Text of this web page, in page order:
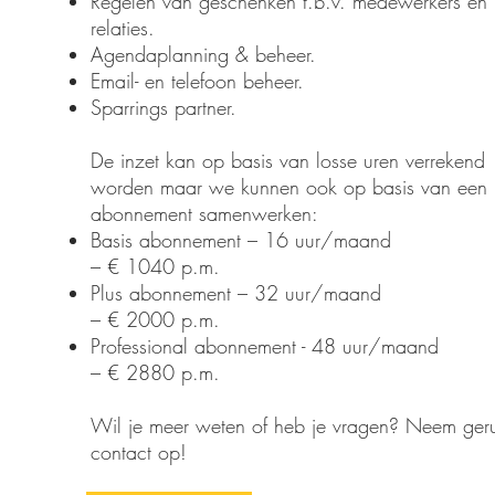
relaties.
Agendaplanning & beheer.
Email- en telefoon beheer.
Sparrings partner.
De inzet kan op basis van losse uren verrekend
worden maar we kunnen ook op basis van een
abonnement samenwerken:
Basis abonnement – 16 uur/maand
– € 1040 p.m.
Plus abonnement – 32 uur/maand
– € 2000 p.m.
Professional abonnement - 48 uur/maand
– € 2880 p.m.
Wil je meer weten of heb je vragen? Neem
contact op!